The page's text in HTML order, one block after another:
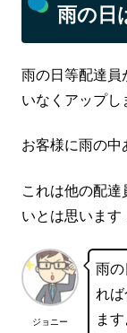
雨の日
雨の日等配達員
いなくアップし
お客様に雨の中
これは他の配
いとは思います
ジョニー
雨
れば
ます